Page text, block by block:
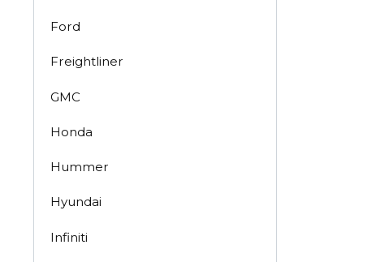
Ford
Freightliner
GMC
Honda
Hummer
Hyundai
Infiniti